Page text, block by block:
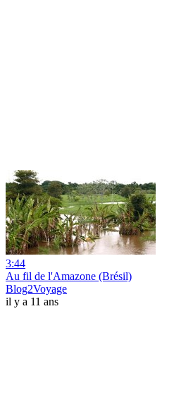
3:44
Au fil de l'Amazone (Brésil)
Blog2Voyage
il y a 11 ans